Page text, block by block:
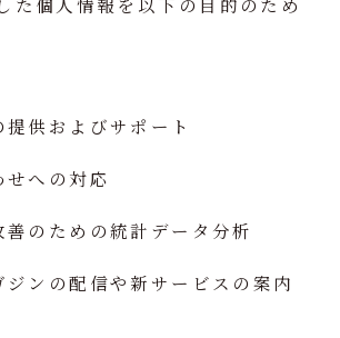
供およびサポート
せへの対応
善のための統計データ分析
ジンの配信や新サービスの案内